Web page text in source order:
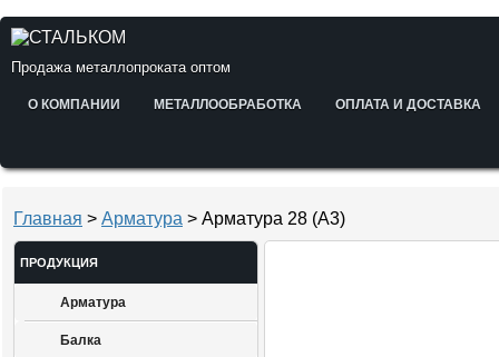
Продажа металлопроката оптом
О КОМПАНИИ МЕТАЛЛООБРАБОТКА ОПЛАТА И ДОСТАВКА
Главная > Арматура > Арматура 28 (А3)
ПРОДУКЦИЯ
Арматура
Балка